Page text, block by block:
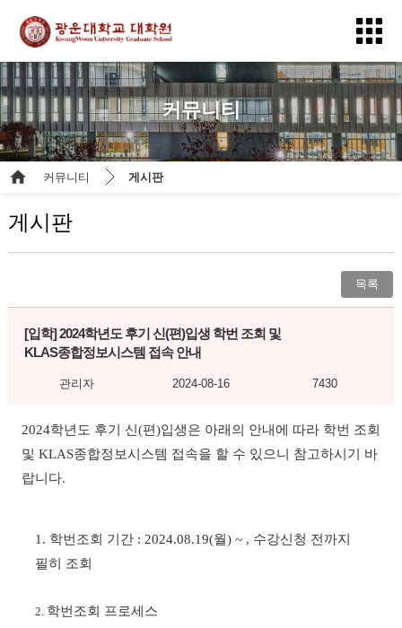
커뮤니티
커뮤니티 게시판
게시판
목록
[입학]2024학년도 후기 신(편)입생 학번 조회 및
KLAS종합정보시스템 접속 안내
관리자 2024-08-16 7430
2024학년도 후기 신 (편)입생은 아래의 안내에 따라 학번 조회
및 KLAS종합정보시스템 접속을 할 수 있으니 참고하시기 바
랍니다.
1. 학번조회 기간 : 2024.08.19(월) ~ , 수강신청 전까지
필히 조회
2. 학번조회 프로세스